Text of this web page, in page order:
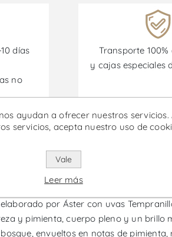
días
no
Transporte
y cajas especiales
desde el 30/06/2026 hasta
Vino Tinto
por Áster con uvas
y pimienta, cuerpo pleno y un
envueltos en notas de pimienta,
ayudan a ofrecer nuestros servicios.
servicios, acepta nuestro uso de
Vale
Leer más